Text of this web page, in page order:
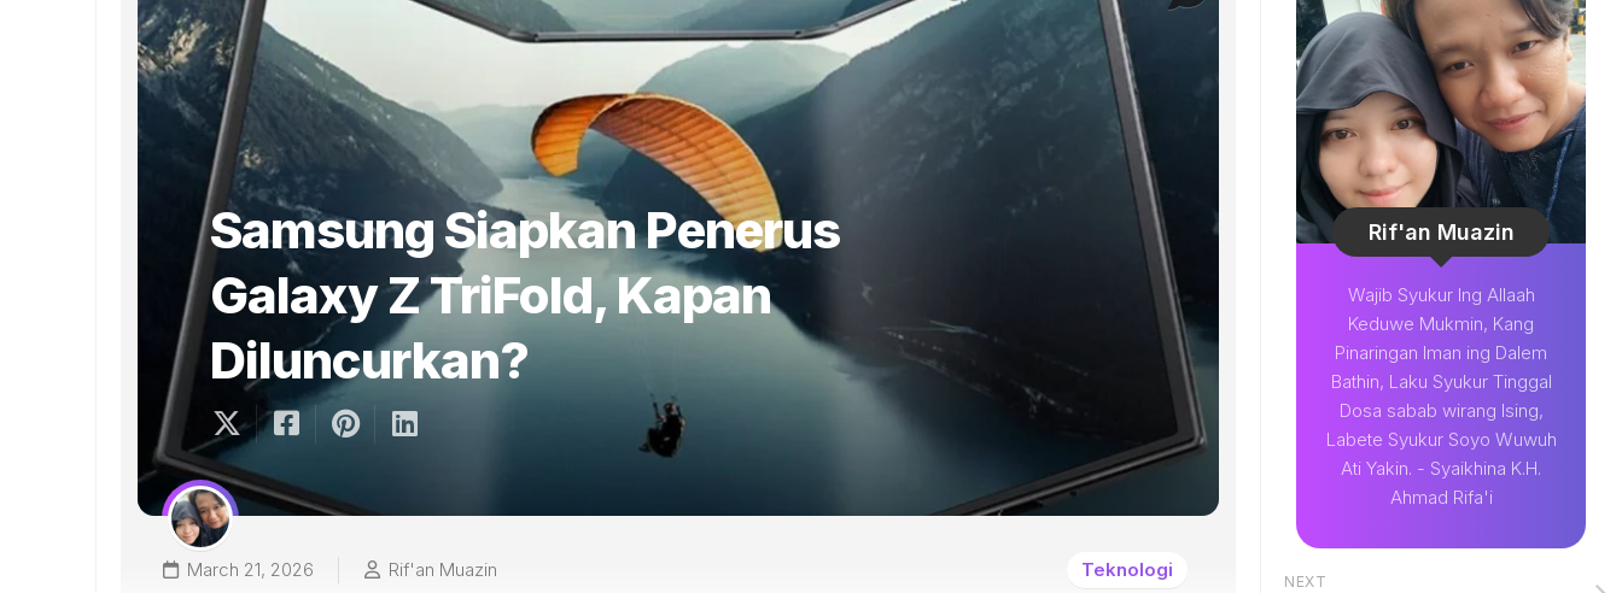
Samsung Siapkan Penerus
Galaxy Z TriFold, Kapan
Diluncurkan?
March 21, 2026 Rif'an Muazin Teknologi
Rif'an Muazin
Wajib Syukur Ing Allaah
Keduwe Mukmin, Kang
Pinaringan Iman ing Dalem
Bathin, Laku Syukur Tinggal
Dosa sabab wirang Ising,
Labete Syukur Soyo Wuwuh
Ati Yakin. - Syaikhina K.H.
Ahmad Rifa'i
NEXT